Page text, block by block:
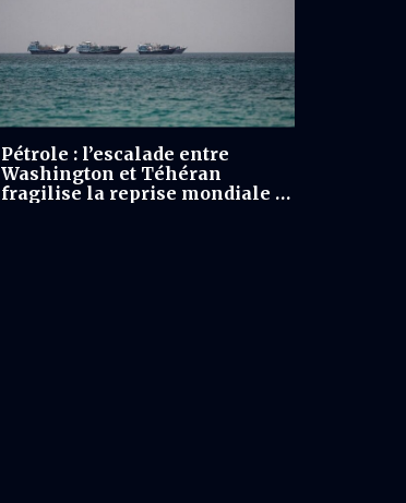
Pétrole : l’escalade entre
Washington et Téhéran
fragilise la reprise mondiale et